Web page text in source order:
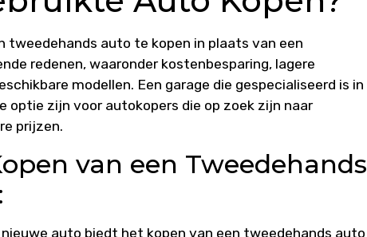
tweedehands auto te kopen in plaats van een
redenen, waaronder kostenbesparing, lagere
modellen. Een garage die gespecialiseerd is in
optie zijn voor autokopers die op zoek zijn naar
prijzen.
van een Tweedehands
auto biedt het kopen van een tweedehands auto